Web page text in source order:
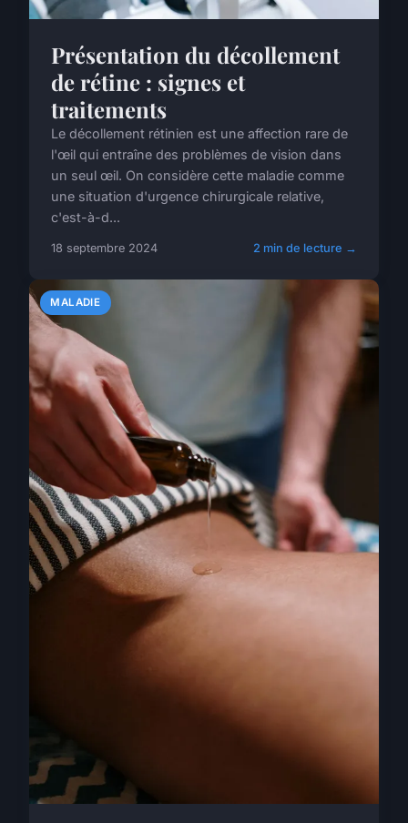
Présentation du décollement
de rétine : signes et
traitements
Le décollement rétinien est une affection rare de
l'œil qui entraîne des problèmes de vision dans
un seul œil. On considère cette maladie comme
une situation d'urgence chirurgicale relative,
c'est-à-d...
18 septembre 2024 2 min de lecture →
MALADIE